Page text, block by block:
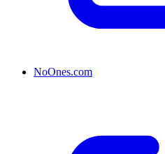
NoOnes.com